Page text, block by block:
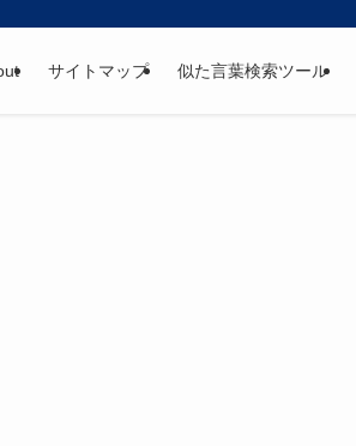
サイトマップ 似た言葉検索ツール